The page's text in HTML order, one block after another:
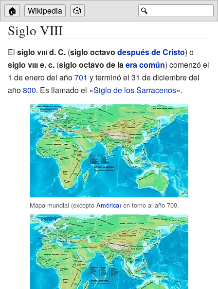
🔍
🏠 Wikipedia 🎲
Siglo VIII
El siglo viiid.C. (siglo octavo después de Cristo) o
siglo viiie. c. (siglo octavo de la era común) comenzó el
1 de enero del año701 y terminó el 31 de diciembre del
año800. Es llamado el «Siglo de los Sarracenos».
Mapa mundial (excepto América) en torno al año 700.